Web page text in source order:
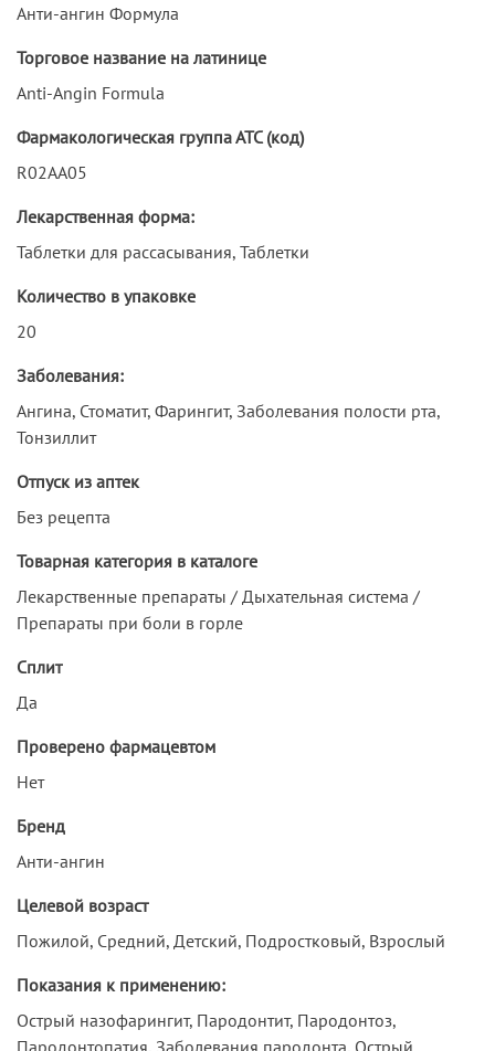
Анти-ангин Формула
Торговое название на латинице
Anti-Angin Formula
Фармакологическая группа АТС (код)
R02AA05
Лекарственная форма:
Таблетки для рассасывания, Таблетки
Количество в упаковке
20
Заболевания:
Ангина, Стоматит, Фарингит, Заболевания полости рта,
Тонзиллит
Отпуск из аптек
Без рецепта
Товарная категория в каталоге
Лекарственные препараты / Дыхательная система /
Препараты при боли в горле
Сплит
Да
Проверено фармацевтом
Нет
Бренд
Анти-ангин
Целевой возраст
Пожилой, Средний, Детский, Подростковый, Взрослый
Показания к применению:
Острый назофарингит, Пародонтит, Пародонтоз,
Пародонтопатия, Заболевания пародонта, Острый